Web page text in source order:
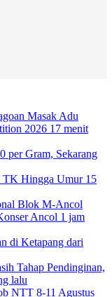
Masak Adu
2026 17 menit
per Gram, Sekarang
TK Hingga Umur 15
Blok M-Ancol
Ancol 1 jam
di Ketapang dari
Tahap Pendinginan,
lalu
NTT 8-11 Agustus